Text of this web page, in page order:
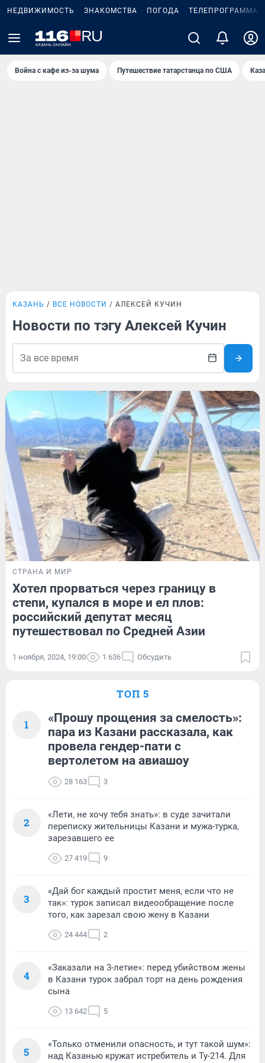
НЕДВИЖИМОСТЬ ЗНАКОМСТВА ПОГОДА ТЕЛЕПРОГРАММА
Война с кафе из-за шума Путешествие татарстанца по США
КАЗАНЬ ВСЕ НОВОСТИ АЛЕКСЕЙ КУЧИН
Новости по тэгу Алексей Кучин
СТРАНА И МИР
Хотел прорваться через границу в
степи, купался в море и ел плов:
российский депутат месяц
путешествовал по Средней Азии
1 ноября, 2024, 19:00 1 636 Обсудить
ТОП 5
1
«Прошу прощения за смелость»:
пара из Казани рассказала, как
провела гендер-пати с
вертолетом на авиашоу
28 163 3
2
«Лети, не хочу тебя знать»: в суде зачитали
переписку жительницы Казани и мужа-турка,
зарезавшего ее
27 419 9
3
«Дай бог каждый простит меня, если что не
так»: турок записал видеообращение после
того, как зарезал свою жену в Казани
24 444 2
4
«Заказали на 3-летие»: перед убийством жены
в Казани турок забрал торт на день рождения
сына
13 642 5
5
«Только отменили опасность, и тут такой шум»:
над Казанью кружат истребитель и Ту-214. Для